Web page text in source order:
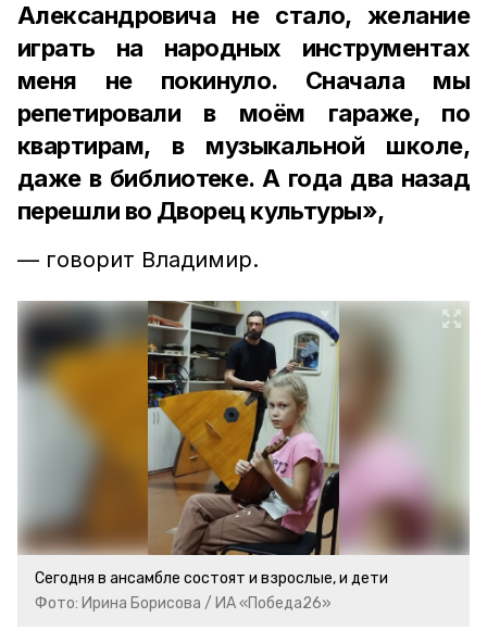
Александровича не стало, желание
играть на народных инструментах
меня не покинуло. Сначала мы
репетировали в моём гараже, по
квартирам, в музыкальной школе,
даже в библиотеке. А года два назад
перешли во Дворец культуры»,
— говорит Владимир.
Сегодня в ансамбле состоят и взрослые, и дети
Фото: Ирина Борисова / ИА «Победа26»